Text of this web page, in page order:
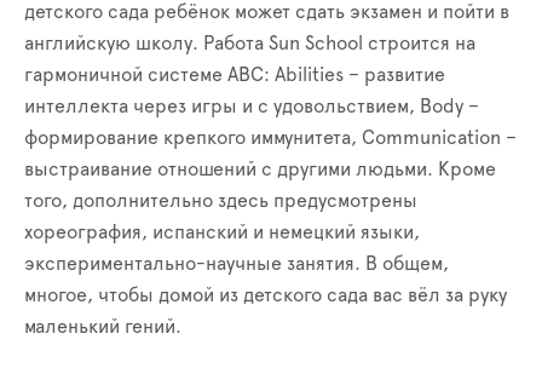
детского сада ребёнок может сдать экзамен и пойти в
английскую школу. Работа Sun School строится на
гармоничной системе ABC: Abilities – развитие
интеллекта через игры и с удовольствием, Body –
формирование крепкого иммунитета, Communication –
выстраивание отношений с другими людьми. Кроме
того, дополнительно здесь предусмотрены
хореография, испанский и немецкий языки,
экспериментально-научные занятия. В общем,
многое, чтобы домой из детского сада вас вёл за руку
маленький гений.